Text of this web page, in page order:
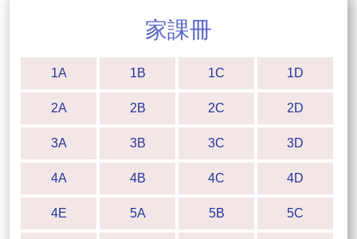
家課冊
1A 1B 1C 1D
2A 2B 2C 2D
3A 3B 3C 3D
4A 4B 4C 4D
4E 5A 5B 5C